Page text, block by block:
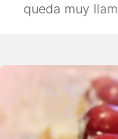
queda muy